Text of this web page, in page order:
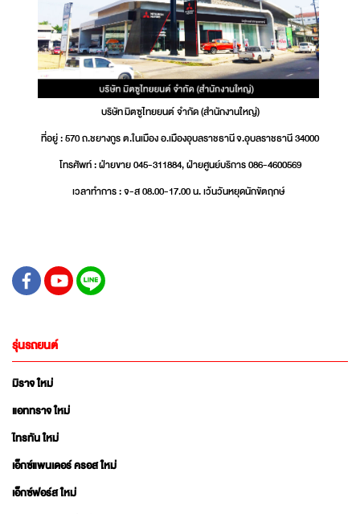
บริษัท มิตซูไทยยนต์ จำกัด (สำนักงานใหญ่)
ที่อยู่ : 570 ถ.ชยางกูร ต.ในเมือง อ.เมืองอุบลราชธานี จ.อุบลราชธานี 34000
โทรศัพท์ : ฝ่ายขาย 045-311884, ฝ่ายศูนย์บริการ 086-4600569
เวลาทำการ : จ-ส 08.00-17.00 น. เว้นวันหยุดนักขัตฤกษ์
รุ่นรถยนต์
มิราจ ใหม่
แอททราจ ใหม่
ไทรทัน ใหม่
เอ็กซ์แพนเดอร์ ครอส ใหม่
เอ็กซ์ฟอร์ส ใหม่